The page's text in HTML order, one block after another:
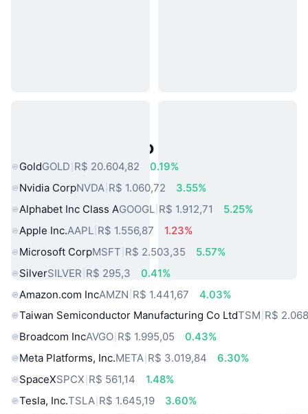
Ativos do Mundo Real Populares
GoldGOLD R$ 20.604,82
0.19%
Nvidia CorpNVDA R$ 1.060,72
3.55%
Alphabet Inc Class AGOOGL R$ 1.912,71
5.25%
Apple Inc.AAPL R$ 1.556,87
1.23%
Microsoft CorpMSFT R$ 2.503,35
5.57%
SilverSILVER R$ 295,3
0.41%
Amazon.com IncAMZN R$ 1.441,67
4.03%
Taiwan Semiconductor Manufacturing Co LtdTSM R$
Broadcom IncAVGO R$ 1.995,05
0.43%
Meta Platforms, Inc.META R$ 3.019,84
6.30%
SpaceXSPCX R$ 561,14
1.48%
Tesla, Inc.TSLA R$ 1.645,19
3.60%